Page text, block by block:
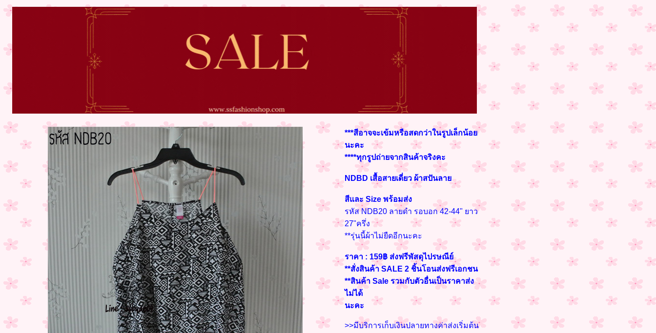
***สีอาจจะเข้มหรือสดกว่าในรูปเล็กน้อย
นะคะ
****ทุกรูปถ่ายจากสินค้าจริงคะ
NDBD เสื้อสายเดี่ยว ผ้าสปันลาย
สีและ Size พร้อมส่ง
รหัส NDB20 ลายดำ รอบอก 42-44" ยาว
27"ครึ่ง
**รุ่นนี้ผ้าไม่ยืดอีกนะคะ
ราคา : 159฿ ส่งฟรีพัสดุไปรษณีย์
**สั่งสินค้า SALE 2 ชิ้นโอนส่งฟรีเอกชน
**สินค้า Sale รวมกับตัวอื่นเป็นราคาส่ง
ไม่ได้
นะคะ
>>มีบริการเก็บเงินปลายทางค่าส่งเริ่มต้น